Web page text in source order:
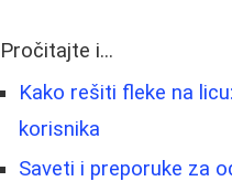
Pročitajte i...
Kako rešiti fleke na
korisnika
Saveti i preporuke za